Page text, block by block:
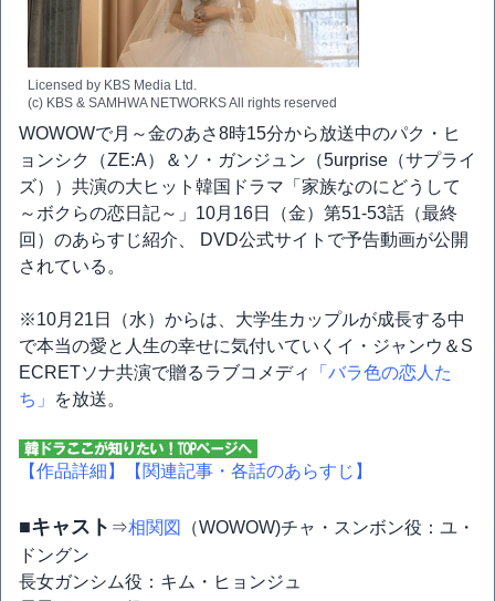
Licensed by KBS Media Ltd.
(c) KBS & SAMHWA NETWORKS All rights reserved
WOWOWで月～金のあさ8時15分から放送中のパク・ヒ
ョンシク（ZE:A）＆ソ・ガンジュン（5urprise（サプライ
ズ））共演の大ヒット韓国ドラマ「家族なのにどうして
～ボクらの恋日記～」10月16日（金）第51-53話（最終
回）のあらすじ紹介、 DVD公式サイトで予告動画が公開
されている。
※10月21日（水）からは、大学生カップルが成長する中
で本当の愛と人生の幸せに気付いていくイ・ジャンウ＆S
ECRETソナ共演で贈るラブコメディ
「バラ色の恋人た
ち」
を放送。
【作品詳細】 【関連記事・各話のあらすじ】
■キャスト ⇒相関図
（WOWOW)チャ・スンボン役：ユ・
ドングン
長女ガンシム役：キム・ヒョンジュ